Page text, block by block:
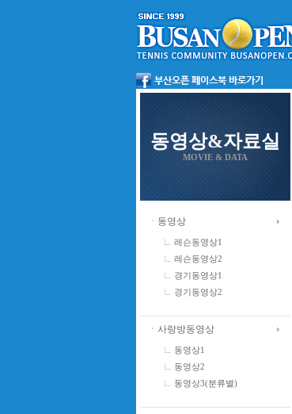
동영상&자료실
MOVIE & DATA
ㆍ동영상
레슨동영상1
레슨동영상2
경기동영상1
경기동영상2
ㆍ사랑방동영상
동영상1
동영상2
동영상3(분류별)